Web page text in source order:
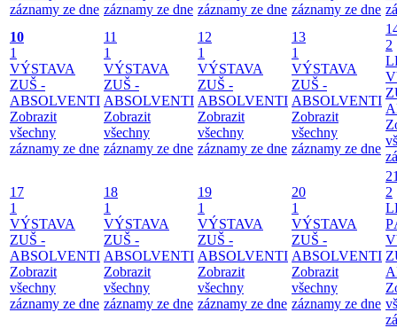
záznamy ze dne záznamy ze dne záznamy ze dne záznamy ze dne
10
1
VÝSTAVA
ZUŠ -
ABSOLVENTI
Zobrazit
všechny
záznamy ze dne
11
1
VÝSTAVA
ZUŠ -
ABSOLVENTI
Zobrazit
všechny
záznamy ze dne
12
1
VÝSTAVA
ZUŠ -
ABSOLVENTI
Zobrazit
všechny
záznamy ze dne
13
1
VÝSTAVA
ZUŠ -
ABSOLVENTI
Zobrazit
všechny
záznamy ze dne
2
17
1
VÝSTAVA
ZUŠ -
ABSOLVENTI
Zobrazit
všechny
záznamy ze dne
18
1
VÝSTAVA
ZUŠ -
ABSOLVENTI
Zobrazit
všechny
záznamy ze dne
19
1
VÝSTAVA
ZUŠ -
ABSOLVENTI
Zobrazit
všechny
záznamy ze dne
20
1
VÝSTAVA
ZUŠ -
ABSOLVENTI
Zobrazit
všechny
záznamy ze dne
2